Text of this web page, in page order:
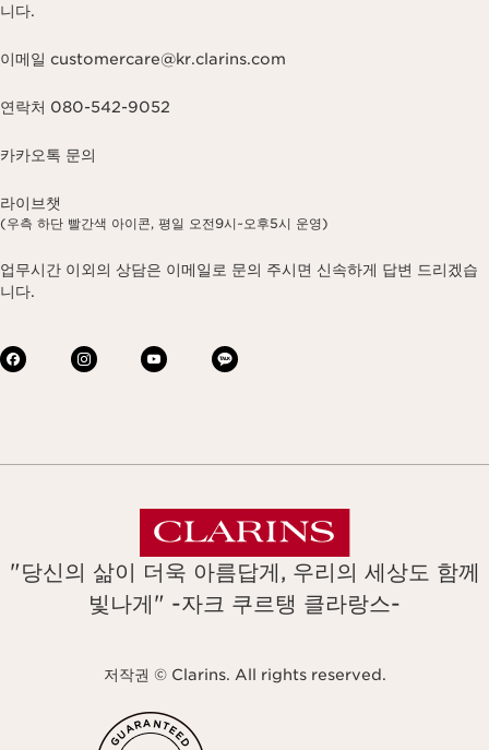
니다.
이메일 customercare@kr.clarins.com
연락처 080-542-9052
카카오톡 문의
라이브챗
(우측 하단 빨간색 아이콘, 평일 오전9시~오후5시 운영)
업무시간 이외의 상담은 이메일로 문의 주시면 신속하게 답변 드리겠습
니다.
"당신의 삶이 더욱 아름답게, 우리의 세상도 함께
빛나게" -자크 쿠르탱 클라랑스-
저작권 © Clarins. All rights reserved.